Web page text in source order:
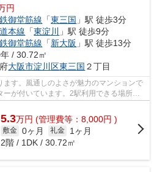
円
御堂筋線 「東三国 」駅 徒歩3分
本線 「東淀川
」駅 徒歩9分
御堂筋線 「新大阪 」駅 徒歩13分
/ 30.72㎡
大阪市淀川区東三国 ２丁目
ます。風通しのよさが魅力のマンションで
が付いています。2駅利用できる場所に
5.3万円 (管理費等：8,000円 )
敷金 0ヶ月 礼金
1ヶ月
2階 / 1DK / 30.72㎡